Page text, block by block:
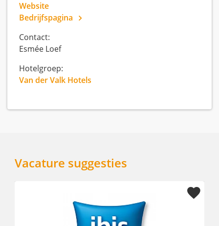
Website
Bedrijfspagina
Contact:
Esmée Loef
Hotelgroep:
Van der Valk Hotels
Vacature suggesties